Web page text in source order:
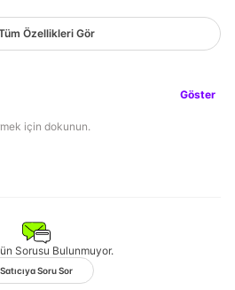
Özellikleri Gör
Göster
için dokunun.
Sorusu Bulunmuyor.
Satıcıya Soru Sor